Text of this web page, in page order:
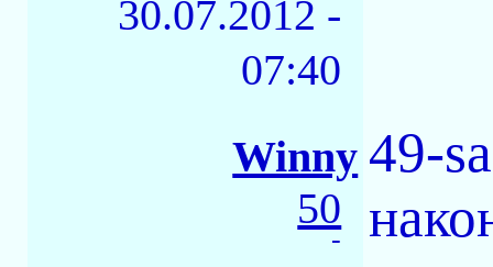
30.07.2012 -
07:40
Winny
50
-
49-